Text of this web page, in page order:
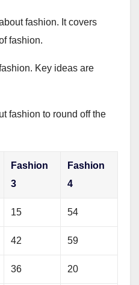
fashion. It covers
fashion.
Key ideas are
fashion to round off the
Fashion
3
Fashion
4
15 54
42 59
36 20